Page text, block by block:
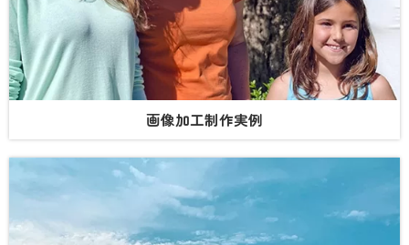
画像加工制作実例